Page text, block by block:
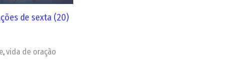
de sexta (20)
, vida de oração